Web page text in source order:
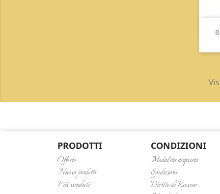
PRODOTTI
Offerte
Nuovi prodotti
Più venduti
CONDIZIONI
Modalità acquisto
Spedizioni
Diritto di Recesso